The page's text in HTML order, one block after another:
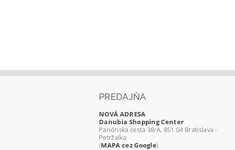
PREDAJŇA
NOVÁ ADRESA
Danubia Shopping Center
Panónska cesta 38/A, 851 04 Bratislava -
Petržalka
(MAPA cez Google)